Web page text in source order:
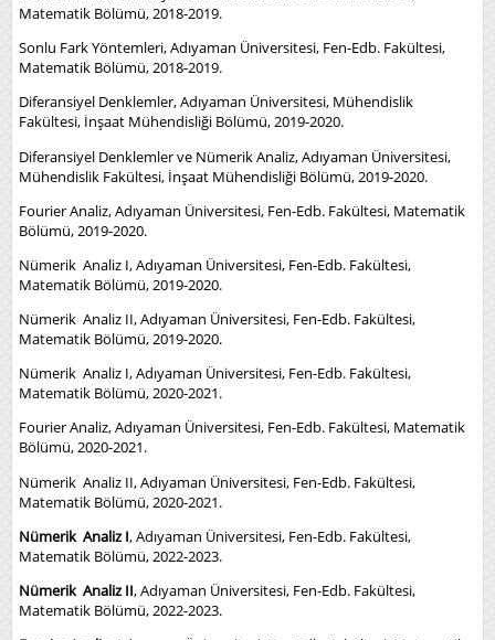
Matematik Bölümü, 2018-2019.
Sonlu Fark Yöntemleri, Adıyaman Üniversitesi, Fen-Edb. Fakültesi,
Matematik Bölümü, 2018-2019.
Diferansiyel Denklemler, Adıyaman Üniversitesi, Mühendislik
Fakültesi, İnşaat Mühendisliği Bölümü, 2019-2020.
Diferansiyel Denklemler ve Nümerik Analiz, Adıyaman Üniversitesi,
Mühendislik Fakültesi, İnşaat Mühendisliği Bölümü, 2019-2020.
Fourier Analiz, Adıyaman Üniversitesi, Fen-Edb. Fakültesi, Matematik
Bölümü, 2019-2020.
Nümerik Analiz I, Adıyaman Üniversitesi, Fen-Edb. Fakültesi,
Matematik Bölümü, 2019-2020.
Nümerik Analiz II, Adıyaman Üniversitesi, Fen-Edb. Fakültesi,
Matematik Bölümü, 2019-2020.
Nümerik Analiz I, Adıyaman Üniversitesi, Fen-Edb. Fakültesi,
Matematik Bölümü, 2020-2021.
Fourier Analiz, Adıyaman Üniversitesi, Fen-Edb. Fakültesi, Matematik
Bölümü, 2020-2021.
Nümerik Analiz II, Adıyaman Üniversitesi, Fen-Edb. Fakültesi,
Matematik Bölümü, 2020-2021.
Nümerik Analiz I, Adıyaman Üniversitesi, Fen-Edb. Fakültesi,
Matematik Bölümü, 2022-2023.
Nümerik Analiz II, Adıyaman Üniversitesi, Fen-Edb. Fakültesi,
Matematik Bölümü, 2022-2023.